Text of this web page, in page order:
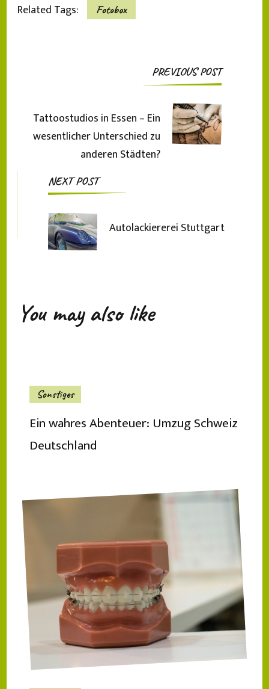
Related Tags: Fotobox
Post
Navigation
PREVIOUS POST
Tattoostudios in Essen – Ein
wesentlicher Unterschied zu
anderen Städten?
NEXT POST
Autolackiererei Stuttgart
You may also like
Sonstiges
Ein wahres Abenteuer: Umzug Schweiz
Deutschland